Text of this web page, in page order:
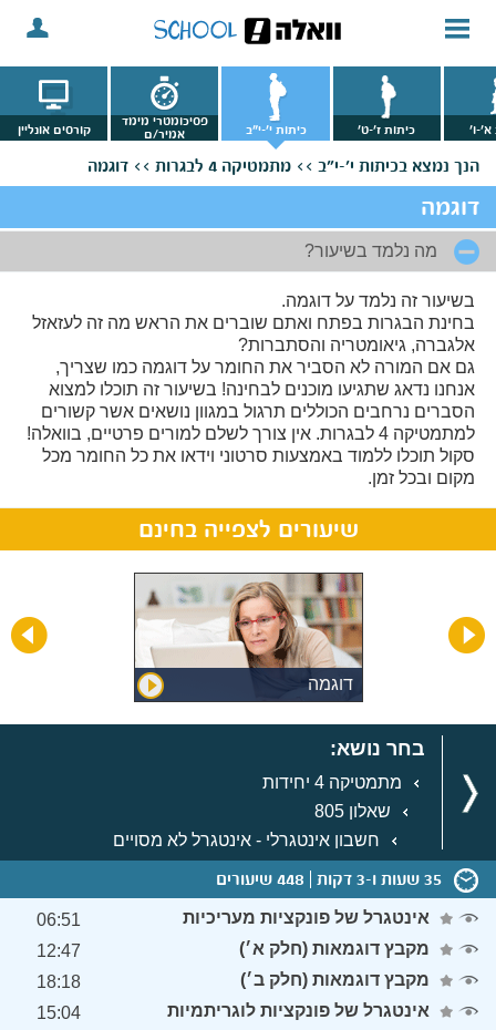
א'-ו' כיתות ז'-ט' כיתות י'-י"ב
פסיכומטרי מימד
אמיר/ם
קורסים אונליין
הנך נמצא בכיתות י'-י"ב >> מתמטיקה 4 לבגרות >> דוגמה
דוגמה
מה נלמד בשיעור?
בשיעור זה נלמד על דוגמה.
בחינת הבגרות בפתח ואתם שוברים את הראש מה זה לעזאזל
אלגברה, גיאומטריה והסתברות?
גם אם המורה לא הסביר את החומר על דוגמה כמו שצריך,
אנחנו נדאג שתגיעו מוכנים לבחינה! בשיעור זה תוכלו למצוא
הסברים נרחבים הכוללים תרגול במגוון נושאים אשר קשורים
למתמטיקה 4 לבגרות. אין צורך לשלם למורים פרטיים, בוואלה!
סקול תוכלו ללמוד באמצעות סרטוני וידאו את כל החומר מכל
מקום ובכל זמן.
שיעורים לצפייה בחינם
דוגמה
בחר נושא:
מתמטיקה 4 יחידות
שאלון 805
חשבון אינטגרלי - אינטגרל לא מסויים
35 שעות ו-3 דקות 448 שיעורים
אינטגרל של פונקציות מעריכיות
06:51
מקבץ דוגמאות (חלק א׳)
12:47
מקבץ דוגמאות (חלק ב׳)
18:18
אינטגרל של פונקציות לוגריתמיות
15:04